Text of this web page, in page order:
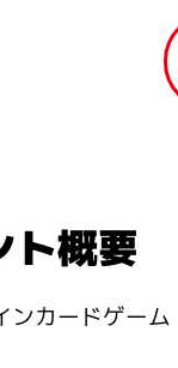
ト概要
ンカードゲー